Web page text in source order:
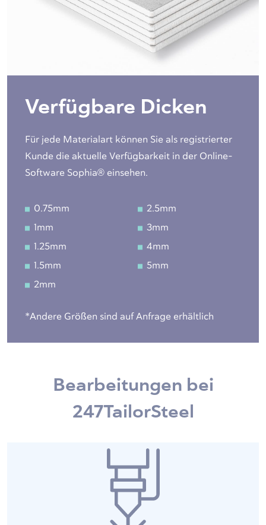
Verfügbare Dicken
Für jede Materialart können Sie als registrierter
Kunde die aktuelle Verfügbarkeit in der Online-
Software Sophia® einsehen.
0.75mm
1mm
1.25mm
1.5mm
2mm
2.5mm
3mm
4mm
5mm
*Andere Größen sind auf Anfrage erhältlich
Bearbeitungen bei
247TailorSteel